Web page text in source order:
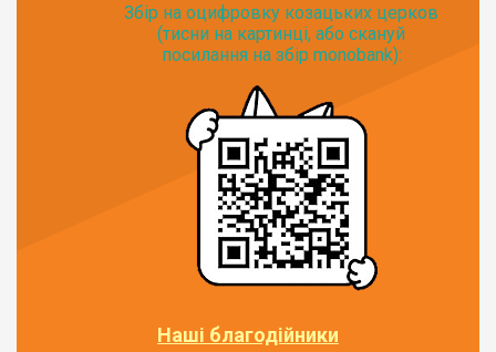
Збір на оцифровку козацьких церков
(тисни на картинці, або скануй
посилання на збір monobank):
Наші благодійники